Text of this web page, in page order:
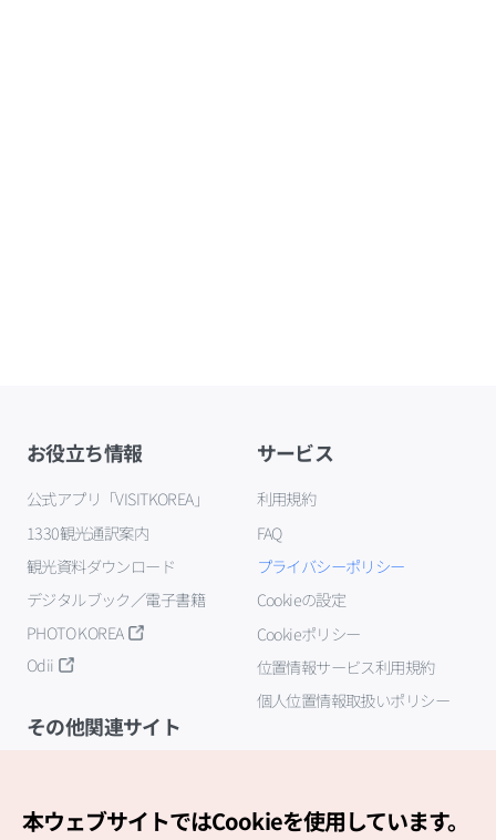
お役立ち情報
公式アプリ「VISITKOREA」
1330観光通訳案内
観光資料ダウンロード
デジタルブック／電子書籍
PHOTO KOREA
Odii
サービス
利用規約
FAQ
プライバシーポリシー
Cookieの設定
Cookieポリシー
位置情報サービス利用規約
個人位置情報取扱いポリシー
その他関連サイト
本ウェブサイトではCookieを使用しています。